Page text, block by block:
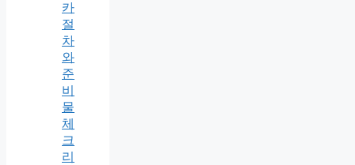
카
절
차
와
준
비
물
체
크
리